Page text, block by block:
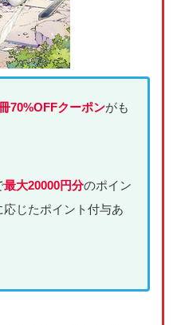
70%OFFクーポンがも
最大20000円分のポイン
応じたポイント付与あ